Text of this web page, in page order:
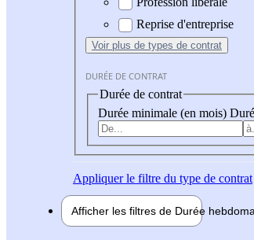
Reprise d'entreprise
Voir plus de types de contrat
DURÉE DE CONTRAT
Durée de contrat
Durée minimale (en mois)
Appliquerle filtre du type de contrat
Afficher les filtres de Durée hebdo